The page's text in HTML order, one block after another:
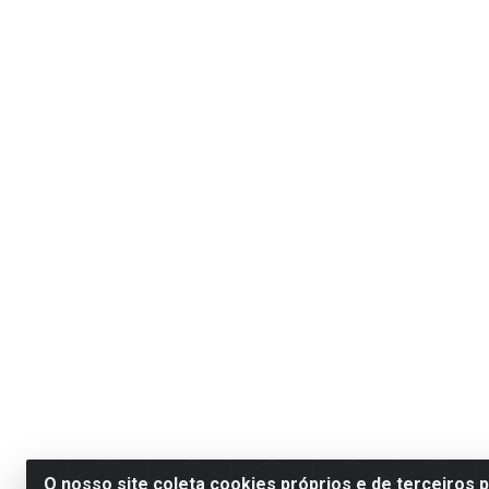
O nosso site coleta cookies próprios e de terceiros